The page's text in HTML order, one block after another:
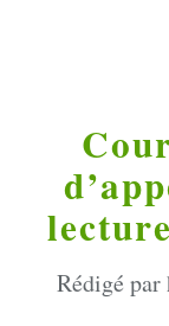
Rédigé